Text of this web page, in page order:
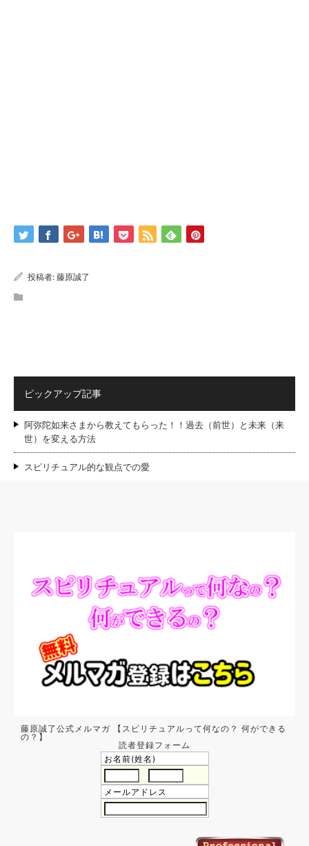
投稿者: 藤原誠了
ピックアップ記事
阿弥陀如来さまから教えてもらった！！過去（前世）と未来（来
世）を変える方法
スピリチュアル的な観点での愛
藤原誠了公式メルマガ 【スピリチュアルって何なの？ 何ができる
の？】
読者登録フォーム
お名前(姓名)
メールアドレス